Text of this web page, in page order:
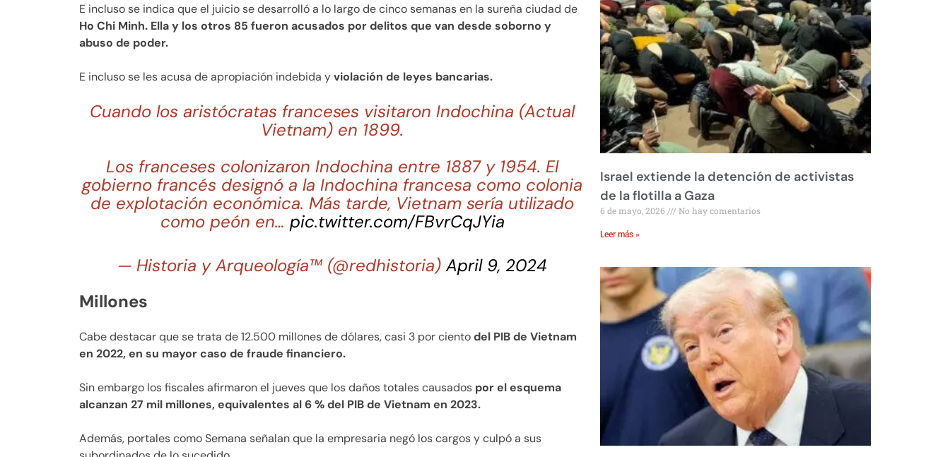
E incluso se indica que el juicio se desarrolló a lo largo de cinco semanas en la sureña ciudad de
Ho Chi Minh. Ella y los otros 85 fueron acusados por delitos que van desde soborno y
abuso de poder.
E incluso se les acusa de apropiación indebida yviolación de leyes bancarias.
Cuando los aristócratas franceses visitaron Indochina (Actual
Vietnam) en 1899.
Los franceses colonizaron Indochina entre 1887 y 1954. El
gobierno francés designó a la Indochina francesa como colonia
de explotación económica. Más tarde, Vietnam sería utilizado
como peón en… pic.twitter.com/FBvrCqJYia
— Historia y Arqueología™ (@redhistoria)April 9, 2024
Millones
Cabe destacar que se trata de 12.500 millones de dólares, casi 3 por cientodel PIB de Vietnam
en 2022, en su mayor caso de fraude financiero.
Sin embargo los fiscales afirmaron el jueves que los daños totales causados por el esquema
alcanzan 27 mil millones, equivalentes al 6 % del PIB de Vietnam en 2023.
Además, portales como Semana señalan que la empresaria negó los cargos y culpó a sus
Israel extiende la detención de activistas
de la flotilla a Gaza
6 de mayo, 2026 No hay comentarios
Leer más »